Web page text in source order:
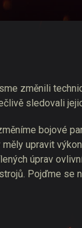
změnili
sledovali
bojové
měly upravit
úprav
Pojďme se